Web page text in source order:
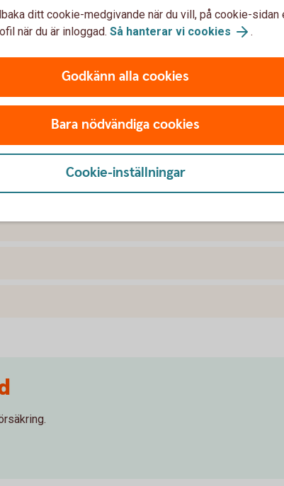
Volvo
försäkringarna?
gälla?
täcker bilförsäkringen då?
ditt cookie-medgivande när du vill, på cookie-sidan
när du är inloggad. Så hanterar vi cookies .
Godkänn alla cookies
Bara nödvändiga cookies
Cookie-inställningar